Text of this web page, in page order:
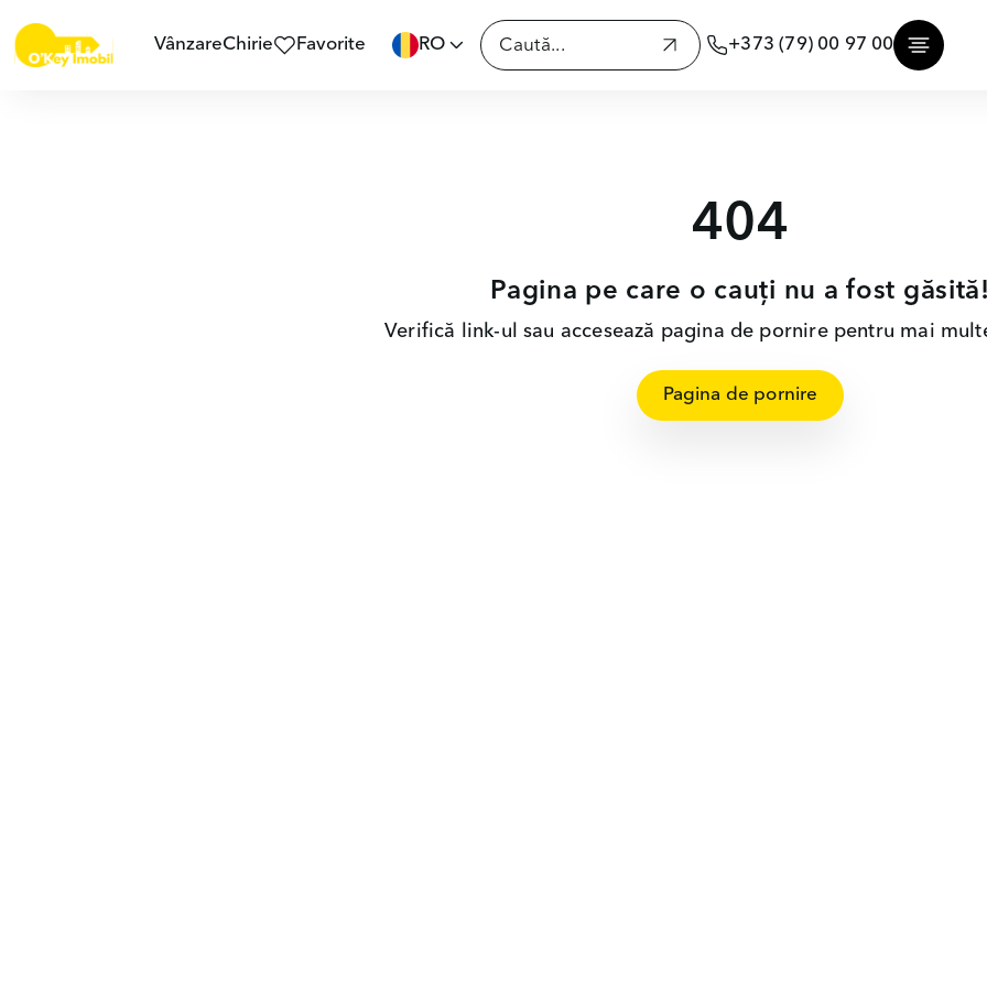
VânzareChirie Favorite RO +373 (79) 00 97 00
404
Pagina pe care o cauți nu a fost găsită!
Verifică link-ul sau accesează pagina de pornire pentru mai
Pagina de pornire